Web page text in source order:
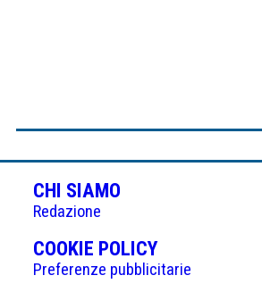
CHI SIAMO
Redazione
COOKIE POLICY(APRE
IN
Preferenze pubblicitarie